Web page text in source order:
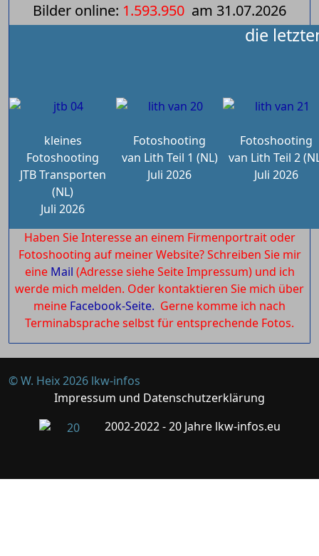
Bilder online: 1.593.950 am 31.07.2026
die
kleines
Fotoshooting
JTB Transporten
(NL)
Juli 2026
Fotoshooting
van Lith Teil 1 (NL)
Juli 2026
Fotoshooting
van Lith Teil 2
Juli 2026
Haben Sie Interesse an einem Firmenportrait oder
Fotoshooting auf meiner Website? Schreiben Sie mir
eine Mail (Adresse siehe Seite Impressum) und ich
werde mich melden. Oder kontaktieren Sie mich über
meine Facebook-Seite. Gerne komme ich nach
Terminabsprache selbst für entsprechende Fotos.
© W. Heix 2026 lkw-infos
Impressum und Datenschutzerklärung
2002-2022 - 20 Jahre lkw-infos.eu